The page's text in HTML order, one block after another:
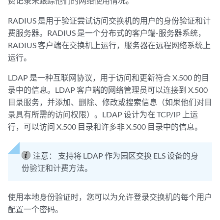
RADIUS 是用于验证尝试访问交换机的用户的身份验证和计
费服务器。RADIUS 是一个分布式的客户端-服务器系统，
RADIUS 客户端在交换机上运行，服务器在远程网络系统上
运行。
LDAP 是一种互联网协议，用于访问和更新符合 X.500 的目
录中的信息。LDAP 客户端的网络管理员可以连接到 X.500
目录服务，并添加、删除、修改或搜索信息（如果他们对目
录具有所需的访问权限）。LDAP 设计为在 TCP/IP 上运
行，可以访问 X.500 目录和许多非 X.500 目录中的信息。
注意：
支持将 LDAP 作为园区交换 ELS 设备的身
份验证和计费方法。
使用本地身份验证时，您可以为允许登录交换机的每个用户
配置一个密码。